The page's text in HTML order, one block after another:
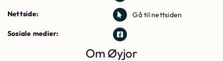
Nettside: Gå til nettsiden
Sosiale medier:
Om Øyjor